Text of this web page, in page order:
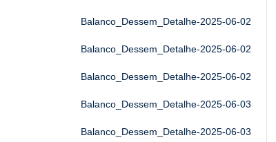
Balanco_Dessem_Detalhe-2025-06-02
Balanco_Dessem_Detalhe-2025-06-02
Balanco_Dessem_Detalhe-2025-06-02
Balanco_Dessem_Detalhe-2025-06-03
Balanco_Dessem_Detalhe-2025-06-03